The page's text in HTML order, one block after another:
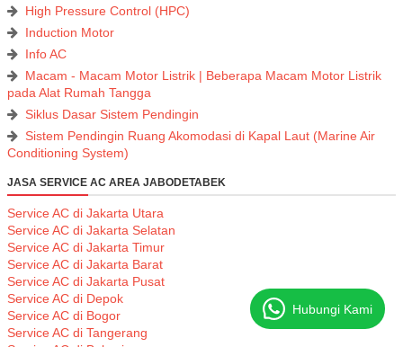
High Pressure Control (HPC)
Induction Motor
Info AC
Macam - Macam Motor Listrik | Beberapa Macam Motor Listrik
pada Alat Rumah Tangga
Siklus Dasar Sistem Pendingin
Sistem Pendingin Ruang Akomodasi di Kapal Laut (Marine Air
Conditioning System)
JASA SERVICE AC AREA JABODETABEK
Service AC di Jakarta Utara
Service AC di Jakarta Selatan
Service AC di Jakarta Timur
Service AC di Jakarta Barat
Service AC di Jakarta Pusat
Service AC di Depok
Service AC di Bogor
Service AC di Tangerang
Hubungi Kami